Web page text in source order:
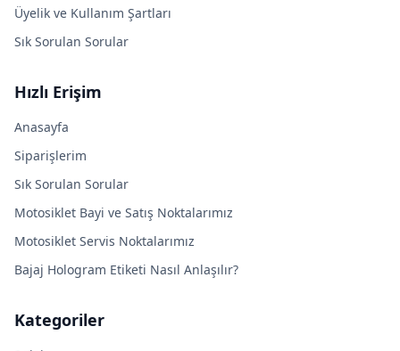
Üyelik ve Kullanım Şartları
Sık Sorulan Sorular
Hızlı Erişim
Anasayfa
Siparişlerim
Sık Sorulan Sorular
Motosiklet Bayi ve Satış Noktalarımız
Motosiklet Servis Noktalarımız
Bajaj Hologram Etiketi Nasıl Anlaşılır?
Kategoriler